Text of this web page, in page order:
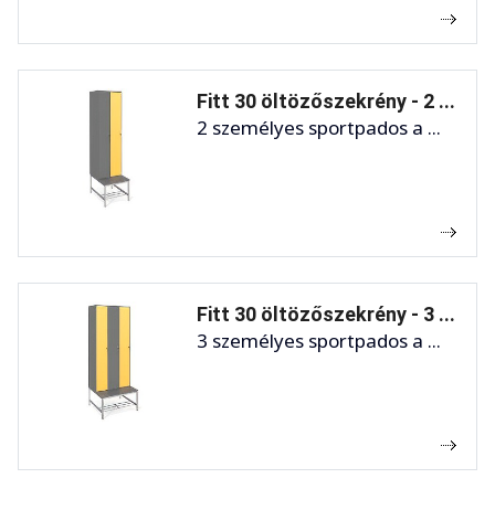
Fitt 30 öltözőszekrény - 2 ...
2 személyes sportpados a ...
Fitt 30 öltözőszekrény - 3 ...
3 személyes sportpados a ...